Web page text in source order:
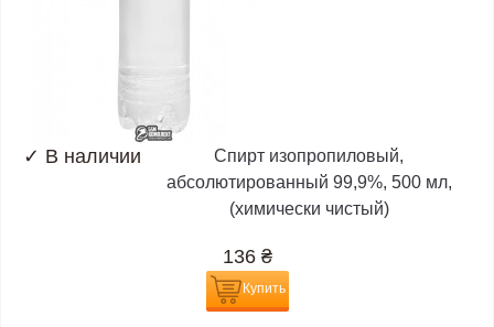
✓ В наличии
Спирт изопропиловый,
абсолютированный 99,9%, 500 мл,
(химически чистый)
136 ₴
Купить